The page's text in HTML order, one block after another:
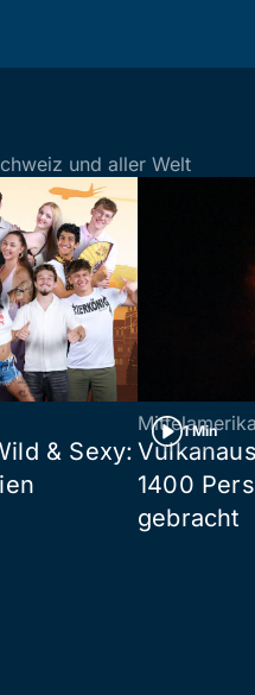
und aller Welt
& Sexy:
1 Min
1400
gebracht